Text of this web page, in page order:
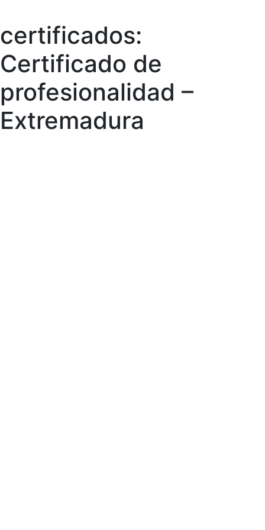
Skip
to
content
certificados:
Certificado de
profesionalidad –
Extremadura